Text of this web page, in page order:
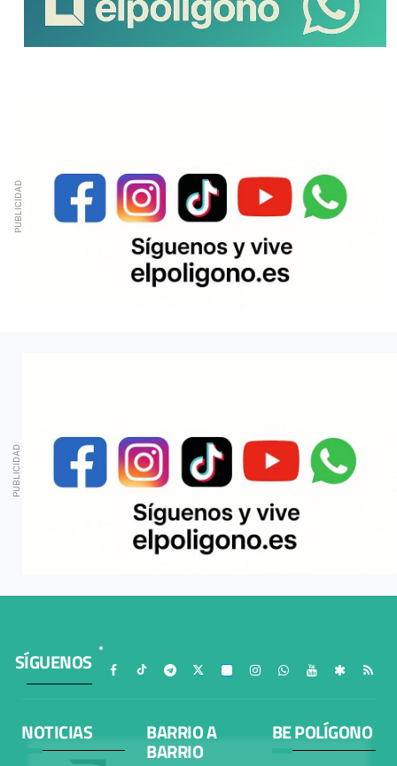
SÍGUENOS
NOTICIAS BARRIO A
BARRIO
BE POLÍGONO